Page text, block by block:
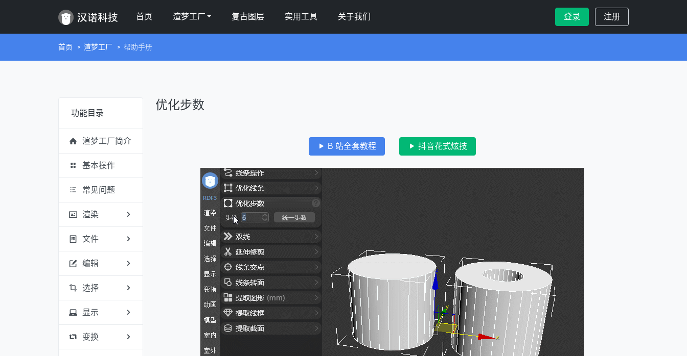
首页 渲梦工厂 复古图层 实用工具 关于我们 登录 注册
首页 渲梦工厂 帮助手册
优化步数
B 站全套教程 抖音花式炫技
功能目录
渲梦工厂简介
基本操作
常见问题
渲染
文件
编辑
选择
显示
变换